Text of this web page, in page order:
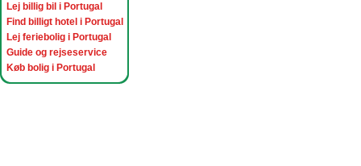
Lej billig bil i Portugal
Find billigt hotel i Portugal
Lej feriebolig i Portugal
Guide og rejseservice
Køb bolig i Portugal